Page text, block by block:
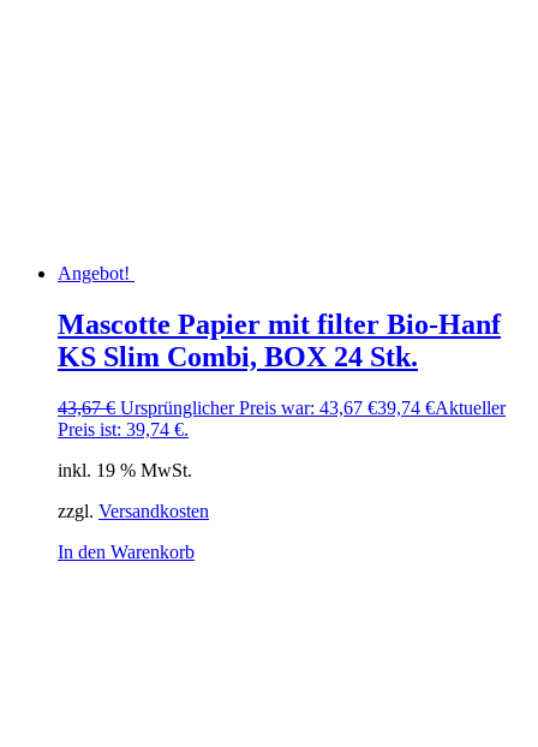
Angebot!
Mascotte Papier mit filter Bio-Hanf
KS Slim Combi, BOX 24 Stk.
43,67€ Ursprünglicher Preis war: 43,67 €39,74 €Aktueller
Preis ist: 39,74 €.
inkl. 19 % MwSt.
zzgl. Versandkosten
In den Warenkorb